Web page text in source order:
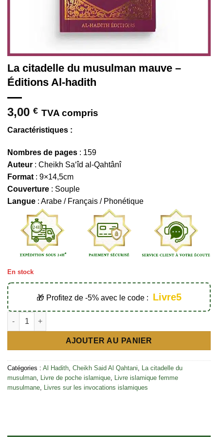
La citadelle du musulman mauve –
Éditions Al-hadith
3,00 € TVA compris
Caractéristiques :
Nombres de pages : 159
Auteur : Cheikh Sa‘îd al-Qahtânî
Format : 9×14,5cm
Couverture : Souple
Langue : Arabe / Français / Phonétique
En stock
🎁 Profitez de -5% avec le code : Livre5
quantité de La citadelle du musulman mauve - Éditions Al-
AJOUTER AU PANIER
Catégories : Al Hadith Cheikh Said Al Qahtani
La citadelle du
musulman
Livre de poche islamique
Livre islamique femme
musulmane
Livres sur les invocations islamiques